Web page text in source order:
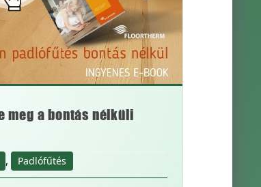
meg a bontás nélküli
, Padlófűtés